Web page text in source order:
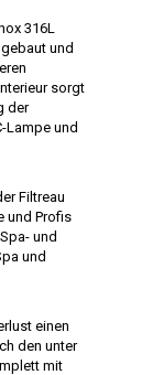
316L
und
sorgt
der
Lampe und
Filtreau
und Profis
und
und
einen
den unter
mit